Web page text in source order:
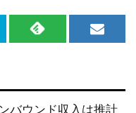
RSS
事
メ
ガ
バウンド収入は推計